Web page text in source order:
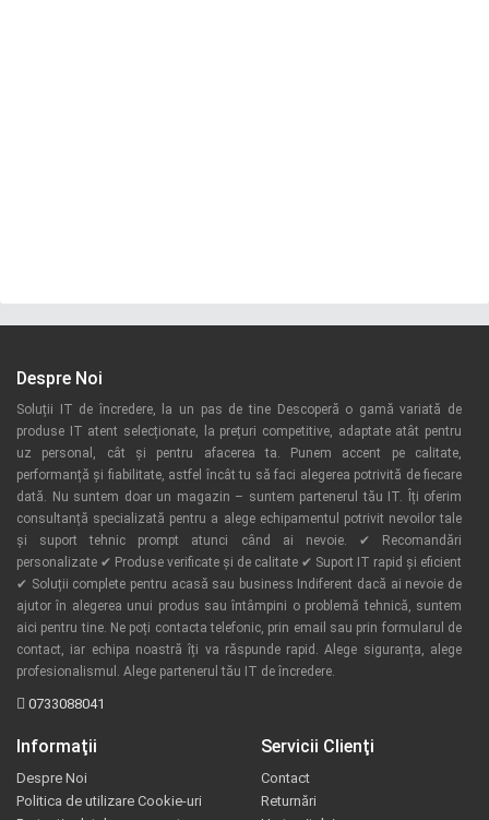
Despre Noi
Soluții IT de încredere, la un pas de tine Descoperă o gamă variată de
produse IT atent selecționate, la prețuri competitive, adaptate atât pentru
uz personal, cât și pentru afacerea ta. Punem accent pe calitate,
performanță și fiabilitate, astfel încât tu să faci alegerea potrivită de fiecare
dată. Nu suntem doar un magazin – suntem partenerul tău IT. Îți oferim
consultanță specializată pentru a alege echipamentul potrivit nevoilor tale
și suport tehnic prompt atunci când ai nevoie. ✔ Recomandări
personalizate ✔ Produse verificate și de calitate ✔ Suport IT rapid și eficient
✔ Soluții complete pentru acasă sau business Indiferent dacă ai nevoie de
ajutor în alegerea unui produs sau întâmpini o problemă tehnică, suntem
aici pentru tine. Ne poți contacta telefonic, prin email sau prin formularul de
contact, iar echipa noastră îți va răspunde rapid. Alege siguranța, alege
profesionalismul. Alege partenerul tău IT de încredere.
0733088041
Informaţii
Despre Noi
Politica de utilizare Cookie-uri
Servicii Clienţi
Contact
Returnări